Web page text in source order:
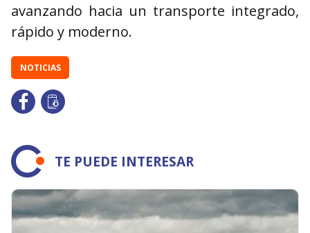
avanzando hacia un transporte integrado,
rápido y moderno.
NOTICIAS
TE PUEDE INTERESAR